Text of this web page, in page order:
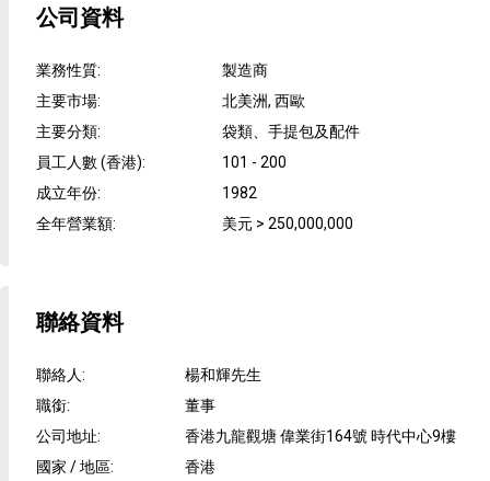
公司資料
業務性質:
製造商
主要市場:
北美洲, 西歐
主要分類:
袋類、手提包及配件
員工人數 (香港):
101 - 200
成立年份:
1982
全年營業額: 美元 > 250,000,000
聯絡資料
聯絡人:
楊和輝先生
職銜:
董事
公司地址:
香港九龍觀塘 偉業街164號 時代中心9樓
國家 / 地區: 香港